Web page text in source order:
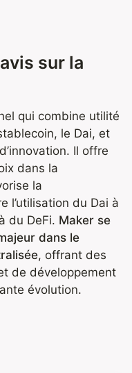
sur la
qui combine utilité
le Dai, et
Il offre
dans la
la
l’utilisation du Dai à
du DeFi. Maker se
dans le
, offrant des
de développement
évolution.